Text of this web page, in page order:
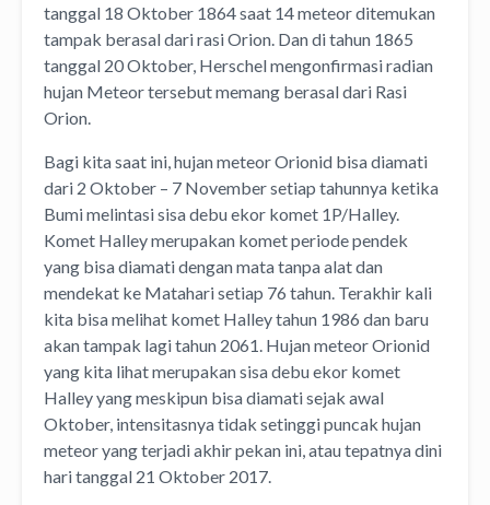
tanggal 18 Oktober 1864 saat 14 meteor ditemukan
tampak berasal dari rasi Orion. Dan di tahun 1865
tanggal 20 Oktober, Herschel mengonfirmasi radian
hujan Meteor tersebut memang berasal dari Rasi
Orion.
Bagi kita saat ini, hujan meteor Orionid bisa diamati
dari 2 Oktober – 7 November setiap tahunnya ketika
Bumi melintasi sisa debu ekor komet 1P/Halley.
Komet Halley merupakan komet periode pendek
yang bisa diamati dengan mata tanpa alat dan
mendekat ke Matahari setiap 76 tahun. Terakhir kali
kita bisa melihat komet Halley tahun 1986 dan baru
akan tampak lagi tahun 2061. Hujan meteor Orionid
yang kita lihat merupakan sisa debu ekor komet
Halley yang meskipun bisa diamati sejak awal
Oktober, intensitasnya tidak setinggi puncak hujan
meteor yang terjadi akhir pekan ini, atau tepatnya dini
hari tanggal 21 Oktober 2017.